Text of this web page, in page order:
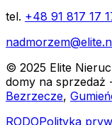
tel. +48 91 817 17
© 2025 Elite
domy na sprzedaż
Bezrzecze,
RODOPolityka